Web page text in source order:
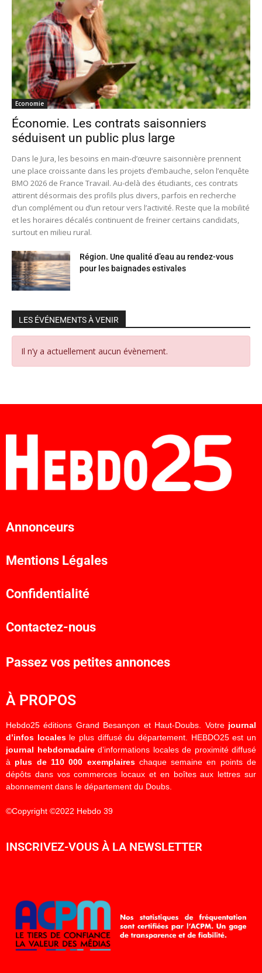
Economie
Économie. Les contrats saisonniers
séduisent un public plus large
Dans le Jura, les besoins en main-d’œuvre saisonnière prennent
une place croissante dans les projets d’embauche, selon l’enquête
BMO 2026 de France Travail. Au-delà des étudiants, ces contrats
attirent désormais des profils plus divers, parfois en recherche
d’un complément ou d’un retour vers l’activité. Reste que la mobilité
et les horaires décalés continuent de freiner certains candidats,
surtout en milieu rural.
Région. Une qualité d’eau au rendez-vous
pour les baignades estivales
LES ÉVÉNEMENTS À VENIR
Il n’y a actuellement aucun évènement.
Annonceurs
Mentions Légales
Confidentialité
Contactez-nous
Passez vos petites annonces
À PROPOS
Hebdo25 éditions Grand Besançon et Haut-Doubs. Votre journal
d’infos localesle plus diffusé du département. HEBDO25 est un
journal hebdomadaired’informations locales de proximité diffusé
à plus de 110 000 exemplaireschaque semaine en points de
dépôts dans vos commerces locaux et en boîtes aux lettres sur
abonnement dans le département du Doubs.
©Copyright ©2022 Hebdo 39
INSCRIVEZ-VOUS À LA NEWSLETTER